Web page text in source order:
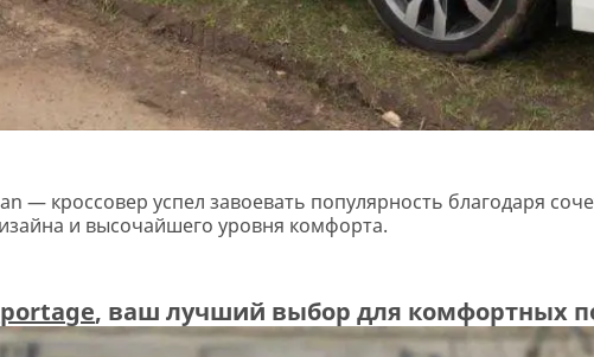
— кроссовер успел завоевать популярность благодаря
и высочайшего уровня комфорта.
, ваш лучший выбор для комфортных